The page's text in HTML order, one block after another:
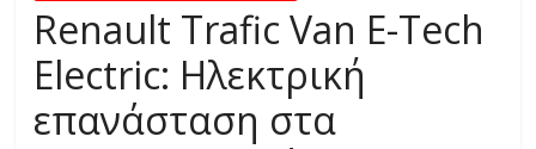
Renault Trafic Van E-Tech
Electric: Ηλεκτρική
επανάσταση στα